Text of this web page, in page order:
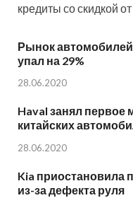
кредиты со скидкой
Рынок
упал на 29%
28.06.2020
Haval занял первое
китайских
28.06.2020
Kia приостановила
из-за дефекта руля